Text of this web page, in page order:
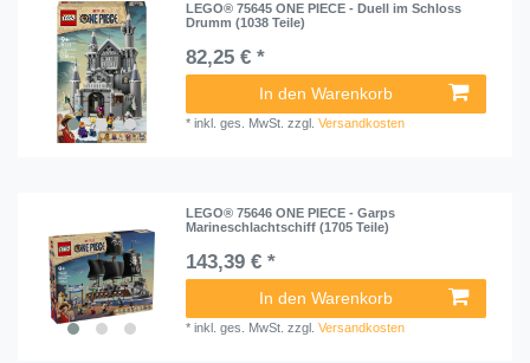
LEGO® 75645 ONE PIECE - Duell im Schloss
Drumm (1038 Teile)
82,25 € *
In den Warenkorb
*inkl. ges. MwSt. zzgl.Versandkosten
LEGO® 75646 ONE PIECE - Garps
Marineschlachtschiff (1705 Teile)
143,39 € *
In den Warenkorb
*inkl. ges. MwSt. zzgl.Versandkosten